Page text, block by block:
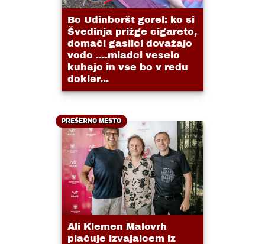
Bo Udinboršt gorel: ko si
Švedinja prižge cigareto,
domači gasilci dovažajo
vodo ....mladci veselo
kuhajo in vse bo v redu
dokler...
PREŠERNO MESTO
Ali Klemen Malovrh
plačuje izvajalcem iz